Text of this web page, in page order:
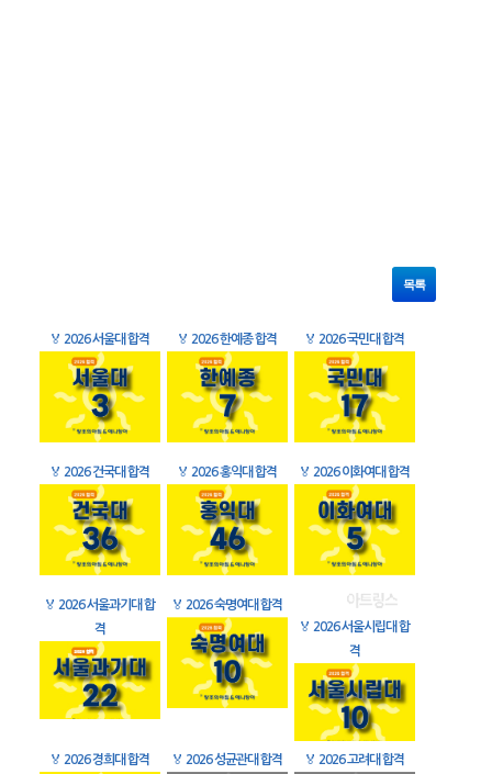
목록
🏅 2026 서울대 합격 🏅 2026 한예종 합격 🏅 2026 국민대 합격
🏅 2026 건국대 합격 🏅 2026 홍익대 합격 🏅 2026 이화여대 합격
🏅 2026 서울과기대 합
격
🏅 2026 숙명여대 합격
🏅 2026 서울시립대 합
격
🏅 2026 경희대 합격 🏅 2026 성균관대 합격 🏅 2026 고려대 합격